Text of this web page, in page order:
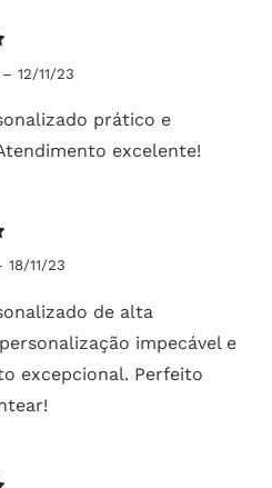
– 12/11/23
prático e
excelente!
18/11/23
de alta
impecável e
excepcional. Perfeito